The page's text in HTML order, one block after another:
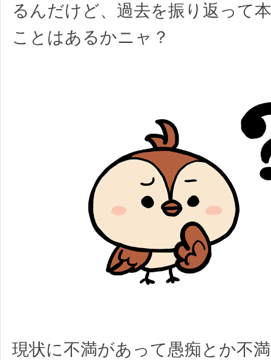
るんだけど、過去を振り返って
ことはあるかニャ？
現状に不満があって愚痴とか不